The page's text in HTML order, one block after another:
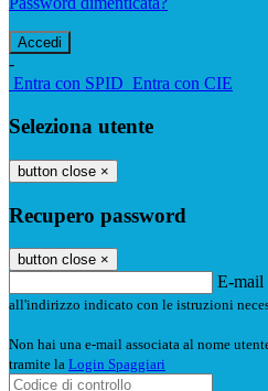
-
Entra con SPID Entra con CIE
Seleziona utente
button close ×
Recupero password
button close ×
E-mail
all'indirizzo indicato con le istruzioni
Non hai una e-mail associata al nome
tramite la Login Spaggiari